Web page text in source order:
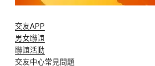
交友APP
男女聯誼
聯誼活動
交友中心常見問題